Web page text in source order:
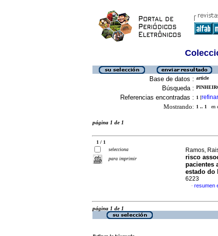
Base de datos : article
Búsqueda :
Referencias encontradas : 1 [refinar
Mostrando: 1 .. 1 en
página 1 de 1
1 / 1
selecciona
para imprimir
Ramos,
risco
pacientes
estado do
6223
· resumen
página 1 de 1